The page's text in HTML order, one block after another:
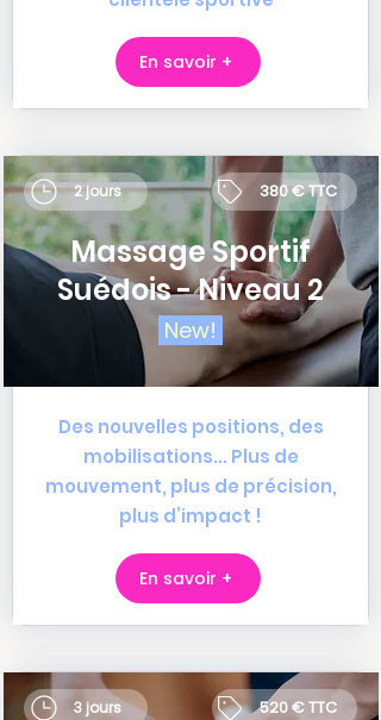
En savoir +
Massage Sportif
Suédois - Niveau 2
New!
2 jours 380 € TTC
Des nouvelles positions, des
mobilisations... Plus de
mouvement, plus de précision,
plus d’impact !
En savoir +
3 jours 520 € TTC